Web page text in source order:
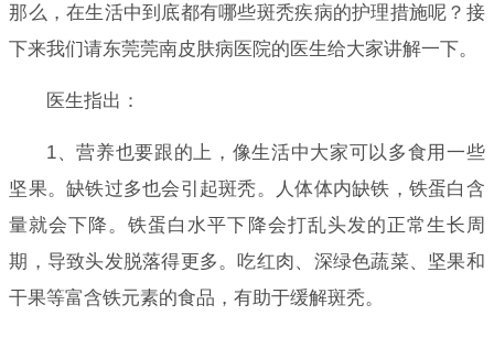
那么，在生活中到底都有哪些斑秃疾病的护理措施呢？接
下来我们请东莞莞南皮肤病医院的医生给大家讲解一下。
医生指出：
1、营养也要跟的上，像生活中大家可以多食用一些
坚果。缺铁过多也会引起斑秃。人体体内缺铁，铁蛋白含
量就会下降。铁蛋白水平下降会打乱头发的正常生长周
期，导致头发脱落得更多。吃红肉、深绿色蔬菜、坚果和
干果等富含铁元素的食品，有助于缓解斑秃。